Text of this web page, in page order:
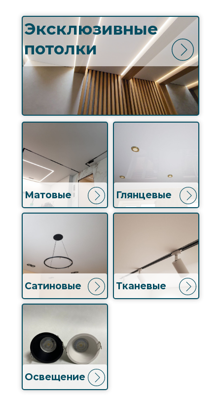
Матовые Глянцевые
Сатиновые Тканевые
Освещение
Эксклюзивные
потолки